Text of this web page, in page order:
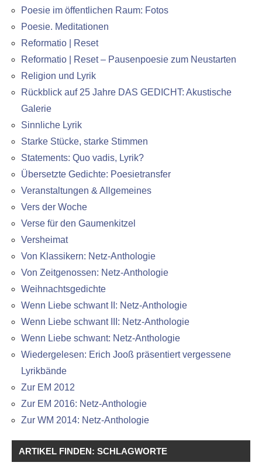
Poesie im öffentlichen Raum: Fotos
Poesie. Meditationen
Reformatio | Reset
Reformatio | Reset – Pausenpoesie zum Neustarten
Religion und Lyrik
Rückblick auf 25 Jahre DAS GEDICHT: Akustische
Galerie
Sinnliche Lyrik
Starke Stücke, starke Stimmen
Statements: Quo vadis, Lyrik?
Übersetzte Gedichte: Poesietransfer
Veranstaltungen & Allgemeines
Vers der Woche
Verse für den Gaumenkitzel
Versheimat
Von Klassikern: Netz-Anthologie
Von Zeitgenossen: Netz-Anthologie
Weihnachtsgedichte
Wenn Liebe schwant II: Netz-Anthologie
Wenn Liebe schwant III: Netz-Anthologie
Wenn Liebe schwant: Netz-Anthologie
Wiedergelesen: Erich Jooß präsentiert vergessene
Lyrikbände
Zur EM 2012
Zur EM 2016: Netz-Anthologie
Zur WM 2014: Netz-Anthologie
ARTIKEL FINDEN: SCHLAGWORTE